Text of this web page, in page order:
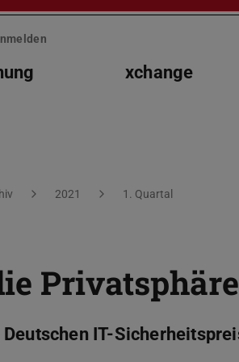
xchange
2021 1. Quartal
Privatsphäre
IT-